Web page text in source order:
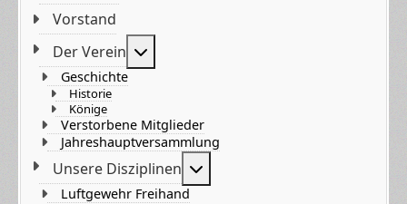
Vorstand
Der Verein
Geschichte
Historie
Könige
Verstorbene Mitglieder
Jahreshauptversammlung
Unsere Disziplinen
Luftgewehr Freihand